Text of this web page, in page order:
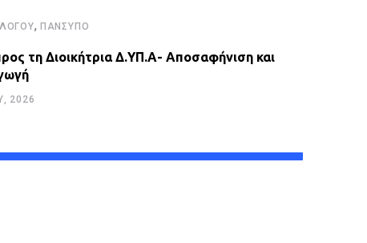
, ΠΑΝΣΥΠΟ
τη Διοικήτρια Δ.ΥΠ.Α- Αποσαφήνιση και
2026